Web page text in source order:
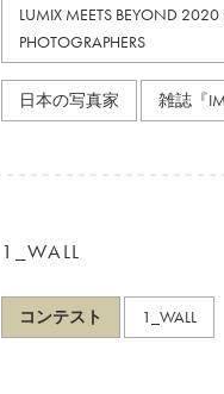
LUMIX MEETS BEYOND 2020
PHOTOGRAPHERS
日本の写真家 雑誌『
1_WALL
コンテスト 1_WALL